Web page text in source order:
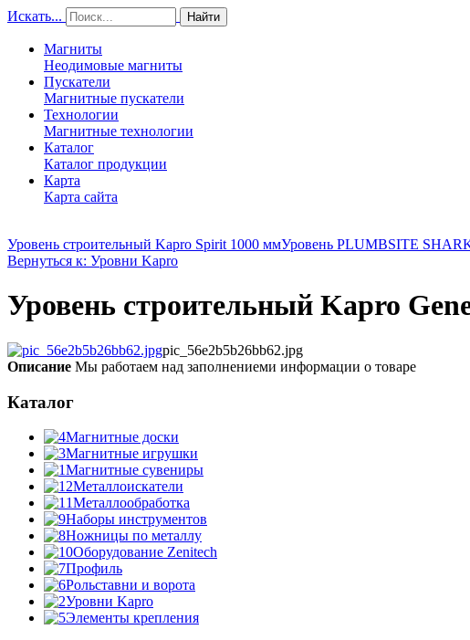
Искать... Найти
Магниты
Неодимовые магниты
Пускатели
Магнитные пускатели
Технологии
Магнитные технологии
Каталог
Каталог продукции
Карта
Карта сайта
Уровень строительный Kapro Spirit 1000 ммУровень PLUMBSITE
Вернуться к: Уровни Kapro
Уровень строительный Kapro
pic_56e2b5b26bb62.jpg
Описание Мы работаем над заполнениеми информации о товаре
Каталог
Магнитные доски
Магнитные игрушки
Магнитные сувениры
Металлоискатели
Металлообработка
Наборы инструментов
Ножницы по металлу
Оборудование Zenitech
Профиль
Рольставни и ворота
Уровни Kapro
Элементы крепления